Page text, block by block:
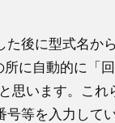
後に型式名か
に自動的に「
思います。これ
等を入力してい